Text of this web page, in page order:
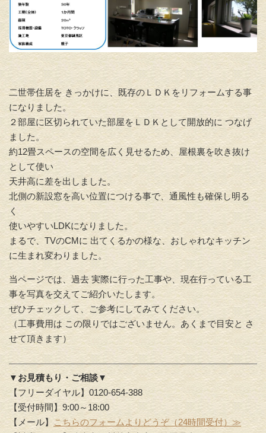
二世帯住居を きっかけに、既存のＬＤＫをリフォームする事
になりました。
２部屋に区切られていた部屋をＬＤＫとして開放的に つなげ
ました。
約12畳スペースの空間を広く見せるため、屋根裏を吹き抜け
として使い
天井高に差を出しました。
北側の新設窓を高い位置につける事で、通風性も確保し明る
く
使いやすいLDKになりました。
まるで、TVのCMに 出てくるかの様な、おしゃれなキッチン
に生まれ変わりました。
当ページでは、過去 実際に行った工事や、現在行っている工
事を写真を交えてご紹介いたします。
ぜひチェックして、ご参考にしてみてください。
（工事費用は この限りではございません。あくまで目安と さ
せて頂きます）
▼お見積もり・ご相談▼
【フリーダイヤル】0120-654-388
【受付時間】9:00～18:00
【メール】 こちらのフォームよりどうぞ（24時間受付）≫